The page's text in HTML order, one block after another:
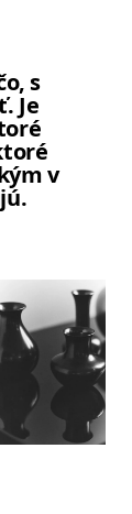
s
Je
v